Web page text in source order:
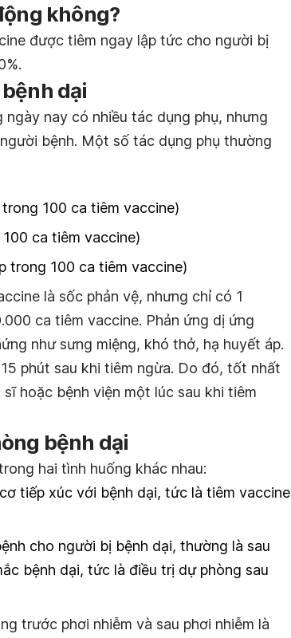
không?
được tiêm ngay lập tức cho người bị
dại
nay có nhiều tác dụng phụ, nhưng
bệnh. Một số tác dụng phụ thường
100 ca tiêm vaccine)
ca tiêm vaccine)
trong 100 ca tiêm vaccine)
là sốc phản vệ, nhưng chỉ có 1
ca tiêm vaccine. Phản ứng dị ứng
như sưng miệng, khó thở, hạ huyết áp.
phút sau khi tiêm ngừa. Do đó, tốt nhất
hoặc bệnh viện một lúc sau khi tiêm
bệnh dại
hai tình huống khác nhau:
tiếp xúc với bệnh dại, tức là tiêm vaccine
cho người bị bệnh dại, thường là sau
bệnh dại, tức là điều trị dự phòng sau
trước phơi nhiễm và sau phơi nhiễm là